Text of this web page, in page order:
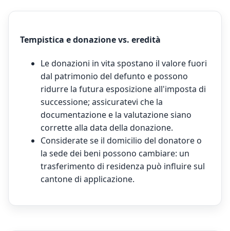
Tempistica e donazione vs. eredità
Le donazioni in vita spostano il valore fuori
dal patrimonio del defunto e possono
ridurre la futura esposizione all'imposta di
successione; assicuratevi che la
documentazione e la valutazione siano
corrette alla data della donazione.
Considerate se il domicilio del donatore o
la sede dei beni possono cambiare: un
trasferimento di residenza può influire sul
cantone di applicazione.